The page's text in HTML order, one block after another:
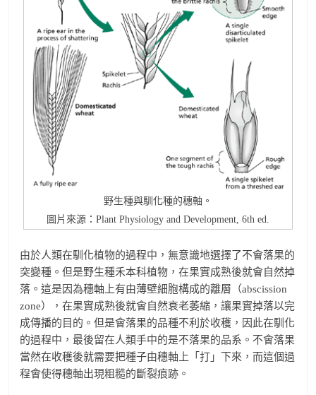
野生種與馴化種的穗軸。
圖片來源：Plant Physiology and Development, 6th ed.
由於人類在馴化植物的過程中，無意識地選擇了不會落果的
突變種。但是野生種禾本科植物，在果實成熟後就會自然掉
落。這是因為穗軸上有由薄壁細胞構成的離層（abscission
zone），在果實成熟後就會自然衰老萎縮，讓果實掉落以完
成傳播的目的。但是會落果的品種不利於收穫，因此在馴化
的過程中，最後留在人類手中的是不落果的品系。不會落果
當然在收穫後就需要把種子由穗軸上「打」下來，而這個過
程會使得穗軸出現粗糙的斷裂痕跡。